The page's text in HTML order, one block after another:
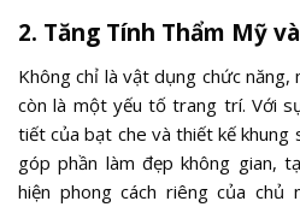
2. Tăng Tính Thẩm Mỹ
Không chỉ là vật dụng chức năng,
còn là một yếu tố trang trí. Với
tiết của bạt che và thiết kế khung
góp phần làm đẹp không gian,
hiện phong cách riêng của chủ